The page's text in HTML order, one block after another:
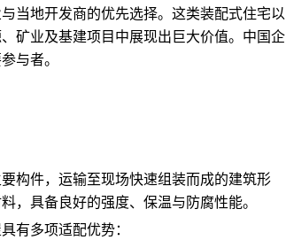
当地开发商的优先选择。这类装配式住宅以
矿业及基建项目中展现出巨大价值。中国企
与者。
构件，运输至现场快速组装而成的建筑形
，具备良好的强度、保温与防腐性能。
有多项适配优势：